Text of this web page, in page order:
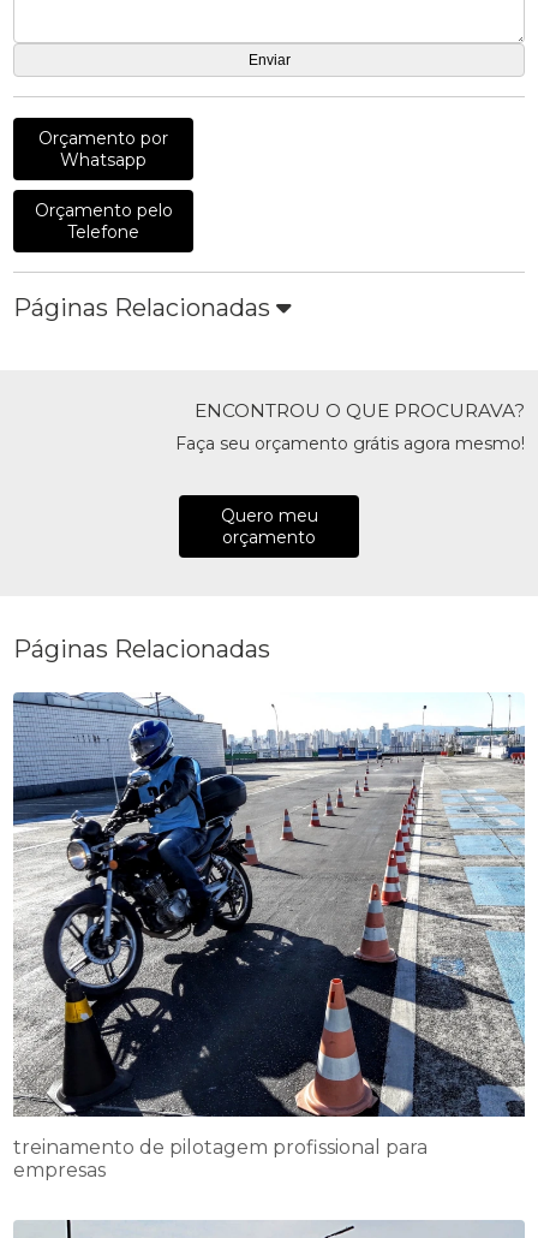
Orçamento por
Whatsapp
Orçamento pelo
Telefone
Páginas Relacionadas
ENCONTROU O QUE PROCURAVA?
Faça seu orçamento grátis agora mesmo!
Quero meu
orçamento
Páginas Relacionadas
treinamento de pilotagem profissional para
empresas